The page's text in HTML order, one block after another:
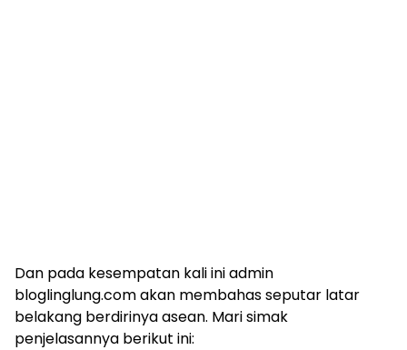
Dan pada kesempatan kali ini admin
bloglinglung.com akan membahas seputar latar
belakang berdirinya asean. Mari simak
penjelasannya berikut ini: